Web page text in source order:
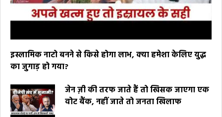
इस्लामिक नाटो बनने से किसे होगा लाभ, क्या हमेशा केलिए युद्ध
का जुगाड़ हो गया?
जेन ज़ी की तरफ जाते हैं तो खिसक जाएगा एक
वोट बैंक, नहीं जाते तो जनता खिलाफ